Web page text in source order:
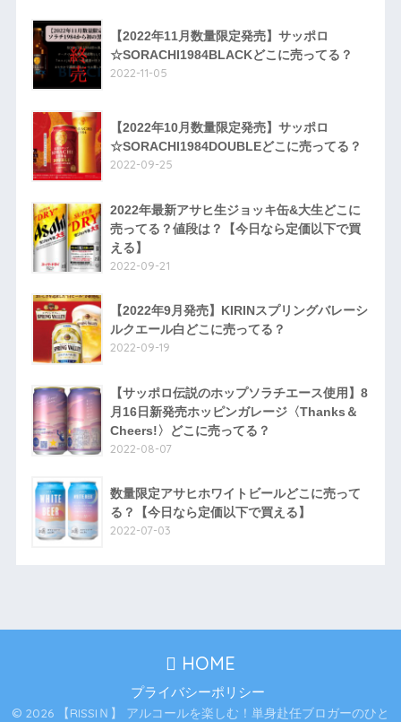
【2022年11月数量限定発売】サッポロ
☆SORACHI1984BLACKどこに売ってる？
2022-11-05
【2022年10月数量限定発売】サッポロ
☆SORACHI1984DOUBLEどこに売ってる？
2022-09-25
2022年最新アサヒ生ジョッキ缶&大生どこに
売ってる？値段は？【今日なら定価以下で買
える】
2022-09-21
【2022年9月発売】KIRINスプリングバレーシ
ルクエール白どこに売ってる？
2022-09-19
【サッポロ伝説のホップソラチエース使用】8
月16日新発売ホッピンガレージ〈Thanks＆
Cheers!〉どこに売ってる？
2022-08-07
数量限定アサヒホワイトビールどこに売って
る？【今日なら定価以下で買える】
2022-07-03
HOME
プライバシーポリシー
© 2026 【RISSIＮ】 アルコールを楽しむ！単身赴任ブロガーのひと